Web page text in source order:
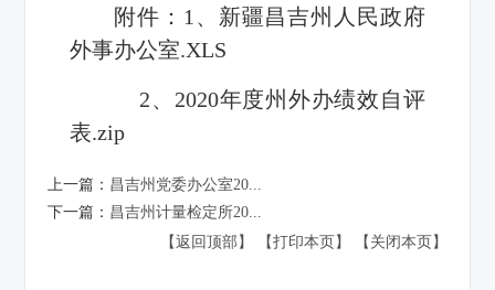
附件： 1 、 新疆昌吉州人民政府
外事办公室.XLS
2、 2020年度州外办绩效自评
表.zip
上一篇： 昌吉州党委办公室20...
下一篇： 昌吉州计量检定所20...
【返回顶部】
【打印本页】 【关闭本页】